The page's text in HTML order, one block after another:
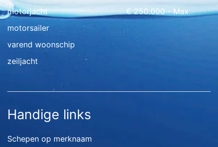
motorjacht
motorsailer
varend woonschip
zeiljacht
€ 250.000 - Max
Handige links
Schepen op merknaam